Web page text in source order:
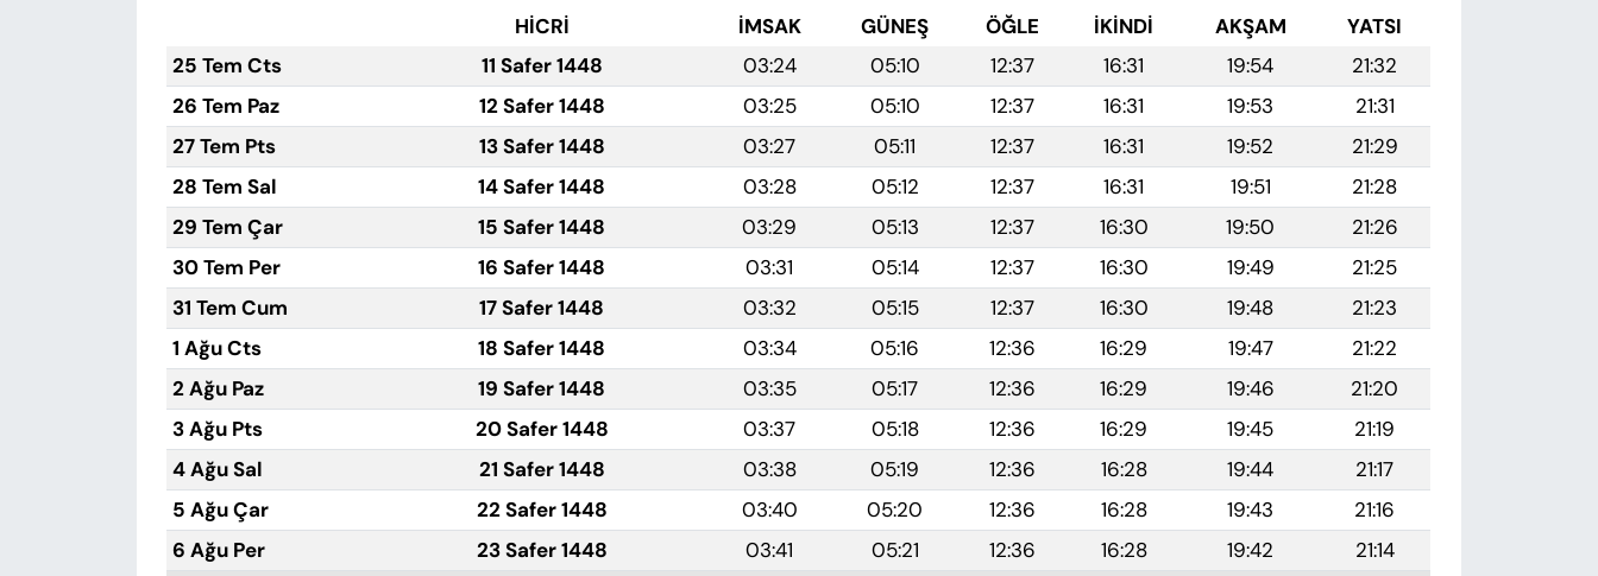
HİCRİ İMSAK GÜNEŞ ÖĞLE İKINDI AKŞAM
YATSI
25 Tem Cts
11 Safer 1448 03:24 05:10 12:37 16:31 19:54
21:32
26 Tem Paz
12 Safer 1448 03:25 05:10 12:37 16:31 19:53
21:31
27 Tem Pts
13 Safer 1448 03:27 05:11 12:37 16:31 19:52
21:29
28 Tem Sal
14 Safer 1448 03:28 05:12 12:37 16:31 19:51
21:28
29 Tem Çar
15 Safer 1448 03:29 05:13 12:37 16:30 19:50
21:26
30 Tem Per
16 Safer 1448 03:31 05:14 12:37 16:30 19:49
21:25
31 Tem Cum
17 Safer 1448 03:32 05:15 12:37 16:30 19:48
21:23
1 Ağu Cts
18 Safer 1448 03:34 05:16 12:36 16:29 19:47
21:22
2 Ağu Paz
19 Safer 1448 03:35 05:17 12:36 16:29 19:46
21:20
3 Ağu Pts
20 Safer 1448 03:37 05:18 12:36 16:29 19:45
21:19
4 Ağu Sal
21 Safer 1448 03:38 05:19 12:36 16:28 19:44
21:17
5 Ağu Çar
22 Safer 1448 03:40 05:20 12:36 16:28 19:43
21:16
6 Ağu Per
23 Safer 1448 03:41 05:21 12:36 16:28 19:42
21:14
VAN VE DİYARBAKIR HABERLERİ